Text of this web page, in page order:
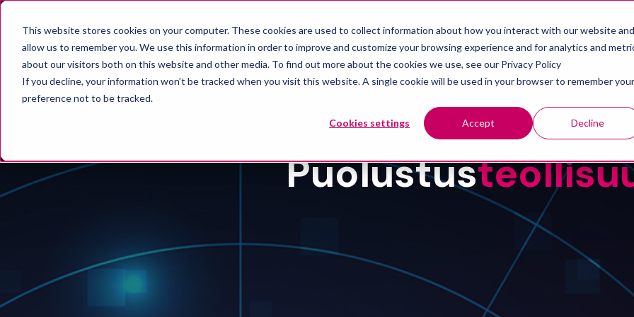
This website stores cookies on your computer. These cookies are used to collect information about how you interact with our website and
allow us to remember you. We use this information in order to improve and customize your browsing experience and for analytics and
about our visitors both on this website and other media. To find out more about the cookies we use, see our Privacy Policy
If you decline, your information won’t be tracked when you visit this website. A single cookie will be used in your browser to remember your
preference not to be tracked.
Cookies settings Accept Decline
RATKAISUT
Show submenu for Ratkaisut
PALVELUT
Show submenu for Palvelut
AJANKOHTAISTA YRITYS
Puolustus